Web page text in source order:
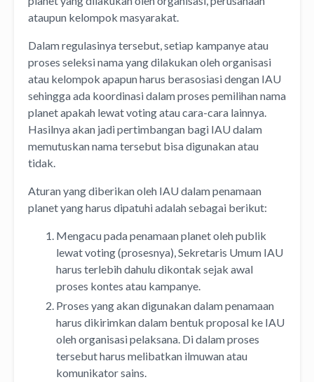
ataupun kelompok masyarakat.
Dalam regulasinya tersebut, setiap kampanye atau
proses seleksi nama yang dilakukan oleh organisasi
atau kelompok apapun harus berasosiasi dengan IAU
sehingga ada koordinasi dalam proses pemilihan nama
planet apakah lewat voting atau cara-cara lainnya.
Hasilnya akan jadi pertimbangan bagi IAU dalam
memutuskan nama tersebut bisa digunakan atau
tidak.
Aturan yang diberikan oleh IAU dalam penamaan
planet yang harus dipatuhi adalah sebagai berikut:
Mengacu pada penamaan planet oleh publik
lewat voting (prosesnya), Sekretaris Umum IAU
harus terlebih dahulu dikontak sejak awal
proses kontes atau kampanye.
Proses yang akan digunakan dalam penamaan
harus dikirimkan dalam bentuk proposal ke IAU
oleh organisasi pelaksana. Di dalam proses
tersebut harus melibatkan ilmuwan atau
komunikator sains.